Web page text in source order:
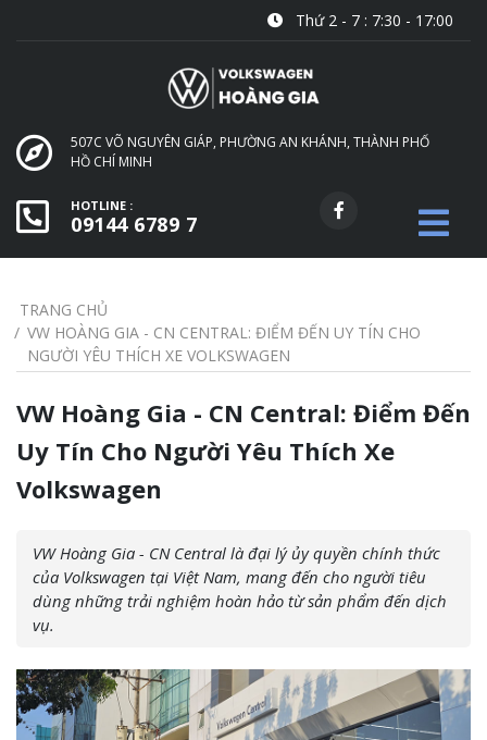
Thứ 2 - 7 : 7:30 - 17:00
507C VÕ NGUYÊN GIÁP, PHƯỜNG AN KHÁNH, THÀNH PHỐ
HỒ CHÍ MINH
HOTLINE :
09144 6789 7
TRANG CHỦ
VW HOÀNG GIA - CN CENTRAL: ĐIỂM ĐẾN UY TÍN CHO
NGƯỜI YÊU THÍCH XE VOLKSWAGEN
VW Hoàng Gia - CN Central: Điểm Đến
Uy Tín Cho Người Yêu Thích Xe
Volkswagen
VW Hoàng Gia - CN Central là đại lý ủy quyền chính thức
của Volkswagen tại Việt Nam, mang đến cho người tiêu
dùng những trải nghiệm hoàn hảo từ sản phẩm đến dịch
vụ.